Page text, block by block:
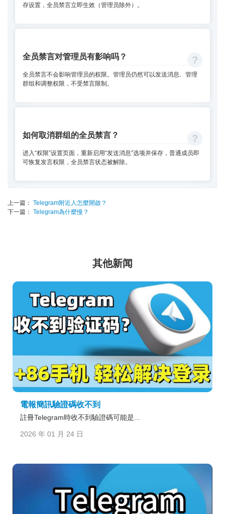
存设置，全员禁言立即生效（管理员除外）。
全员禁言对管理员有影响吗？
全员禁言不会影响管理员的权限。管理员仍然可以发送消息、管理
群组和调整权限，不受禁言限制。
如何取消群组的全员禁言？
进入“权限”设置页面，重新启用“发送消息”选项并保存，普通成员即
可恢复发言权限，全员禁言状态被解除。
上一篇： Telegram附近人怎麼開啟？
下一篇： Telegram為什麼慢？
其他新闻
電報簡訊驗證碼收不到
註冊Telegram時收不到驗證碼可能是...
2026 年 01 月 24 日